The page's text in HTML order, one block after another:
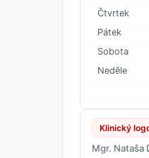
Čtvrtek
Pátek
Sobota
Neděle
Klinický
Mgr. Nataša